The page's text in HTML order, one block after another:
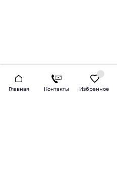
Главная Контакты Избранное
2026 © Продажа и
Доставка по